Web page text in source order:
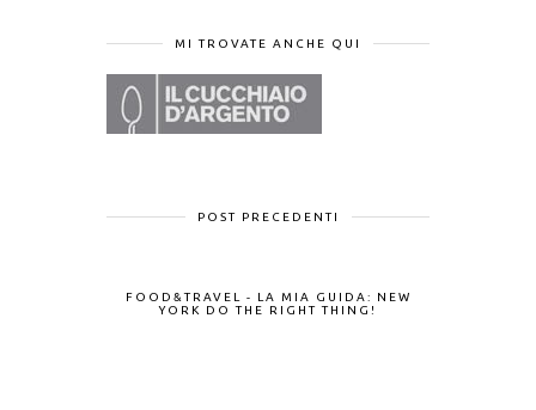
MI TROVATE ANCHE QUI
POST PRECEDENTI
FOOD&TRAVEL - LA MIA GUIDA: NEW
YORK DO THE RIGHT THING!